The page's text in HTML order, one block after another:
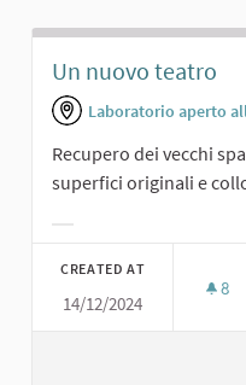
Un nuovo teatro
Laboratorio aperto
Recupero dei vecchi
superfici originali e
CREATED AT
14/12/2024
8